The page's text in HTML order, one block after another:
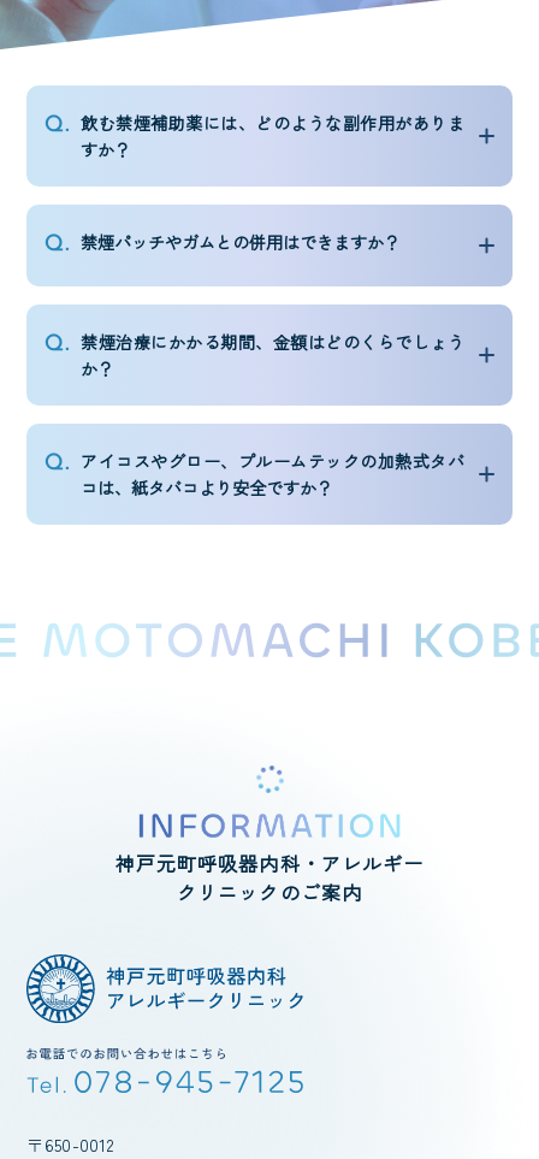
飲む禁煙補助薬には、どのような副作用がありま
すか？
禁煙パッチやガムとの併用はできますか？
禁煙治療にかかる期間、金額はどのくらでしょう
か？
アイコスやグロー、プルームテックの加熱式タバ
コは、紙タバコより安全ですか？
神戸元町呼吸器内科・アレルギー
クリニック のご案内
〒650-0012